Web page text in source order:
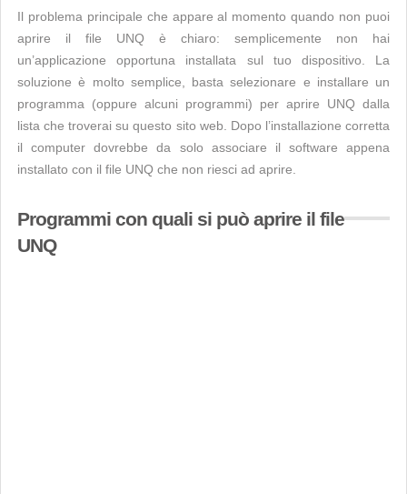
Il problema principale che appare al momento quando non puoi
aprire il file UNQ è chiaro: semplicemente non hai
un’applicazione opportuna installata sul tuo dispositivo. La
soluzione è molto semplice, basta selezionare e installare un
programma (oppure alcuni programmi) per aprire UNQ dalla
lista che troverai su questo sito web. Dopo l’installazione corretta
il computer dovrebbe da solo associare il software appena
installato con il file UNQ che non riesci ad aprire.
Programmi con quali si può aprire il file
UNQ